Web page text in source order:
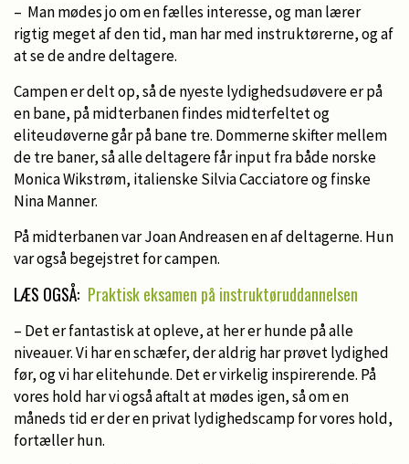
– Man mødes jo om en fælles interesse, og man lærer
rigtig meget af den tid, man har med instruktørerne, og af
at se de andre deltagere.
Campen er delt op, så de nyeste lydighedsudøvere er på
en bane, på midterbanen findes midterfeltet og
eliteudøverne går på bane tre. Dommerne skifter mellem
de tre baner, så alle deltagere får input fra både norske
Monica Wikstrøm, italienske Silvia Cacciatore og finske
Nina Manner.
På midterbanen var Joan Andreasen en af deltagerne. Hun
var også begejstret for campen.
LÆS OGSÅ: Praktisk eksamen på instruktøruddannelsen
– Det er fantastisk at opleve, at her er hunde på alle
niveauer. Vi har en schæfer, der aldrig har prøvet lydighed
før, og vi har elitehunde. Det er virkelig inspirerende. På
vores hold har vi også aftalt at mødes igen, så om en
måneds tid er der en privat lydighedscamp for vores hold,
fortæller hun.